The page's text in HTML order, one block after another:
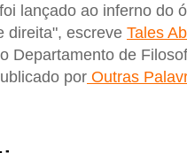
foi lançado ao inferno do
direita", escreve Tales
Departamento de
por Outras